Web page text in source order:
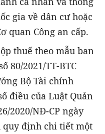
gia về dân cư hoặc
quan Công an cấp.
thuế theo mẫu ban
80/2021/TT-BTC
Bộ Tài chính
điều của Luật Quản
2020/NĐ-CP ngày
quy định chi tiết một